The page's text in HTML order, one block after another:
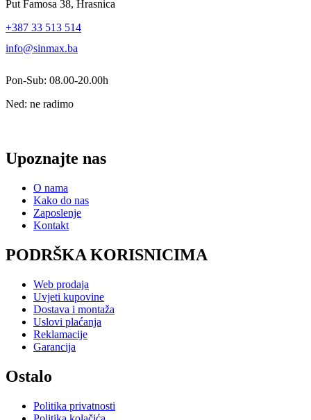
Put Famosa 38, Hrasnica
+387 33 513 514
info@sinmax.ba
Pon-Sub: 08.00-20.00h
Ned: ne radimo
Upoznajte nas
O nama
Kako do nas
Zaposlenje
Kontakt
PODRŠKA KORISNICIMA
Web prodaja
Uvjeti kupovine
Dostava i montaža
Uslovi plaćanja
Reklamacije
Garancija
Ostalo
Politika privatnosti